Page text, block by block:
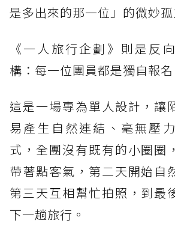
是多出來的那一位」的微妙孤
《一人旅行企劃》則是反
構：每一位團員都是獨自報名
這是一場專為單人設計，讓
易產生自然連結、毫無壓
式，全團沒有既有的小圈圈
帶著點客氣，第二天開始自
第三天互相幫忙拍照，到最
下一趟旅行。